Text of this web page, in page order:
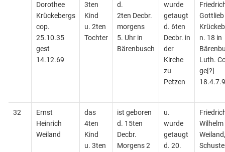
Dorothee
Krückebergs
cop.
25.10.35
gest
14.12.69
3ten
Kind
u. 2ten
Tochter
d.
2ten Decbr.
morgens
5. Uhr in
Bärenbusch
wurde
getaugt
d. 6ten
Decbr. in
der
Kirche
zu
Petzen
Gottlieb
n. 18 in
Luth.
ge[?]
18.4.7.9
32
Ernst
Heinrich
Weiland
das
4ten
Kind
u. 3ten
ist geboren
d. 15ten
Decbr.
Morgens 2
u.
wurde
getaugt
d. 20.
Wilhelm
Weiland,